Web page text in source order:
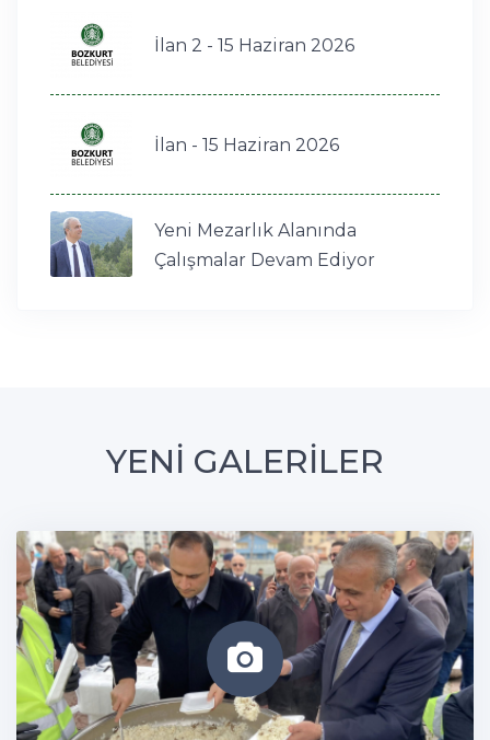
İlan 2 - 15 Haziran 2026
İlan - 15 Haziran 2026
Yeni Mezarlık Alanında
Çalışmalar Devam Ediyor
YENİ GALERİLER